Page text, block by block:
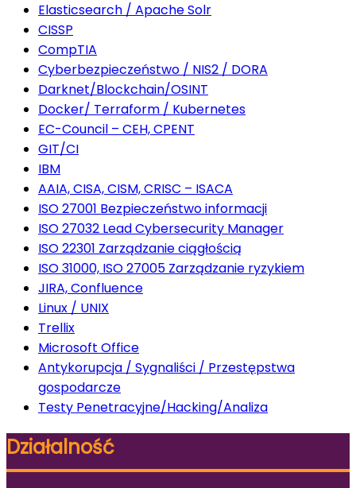
Elasticsearch / Apache Solr
CISSP
CompTIA
Cyberbezpieczeństwo / NIS2 / DORA
Darknet/Blockchain/OSINT
Docker/ Terraform / Kubernetes
EC-Council – CEH, CPENT
GIT/CI
IBM
AAIA, CISA, CISM, CRISC – ISACA
ISO 27001 Bezpieczeństwo informacji
ISO 27032 Lead Cybersecurity Manager
ISO 22301 Zarządzanie ciągłością
ISO 31000, ISO 27005 Zarządzanie ryzykiem
JIRA, Confluence
Linux / UNIX
Trellix
Microsoft Office
Antykorupcja / Sygnaliści / Przestępstwa
gospodarcze
Testy Penetracyjne/Hacking/Analiza
Działalność